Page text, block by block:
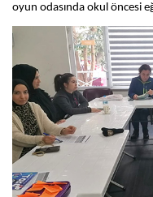
oyun odasında okul öncesi